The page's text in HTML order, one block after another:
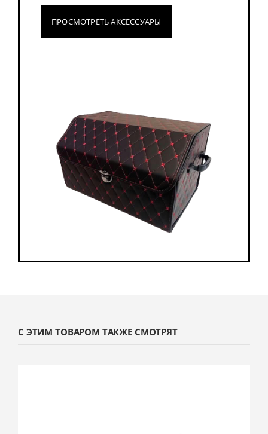
ПРОСМОТРЕТЬ АКСЕССУАРЫ
С ЭТИМ ТОВАРОМ ТАКЖЕ СМОТРЯТ